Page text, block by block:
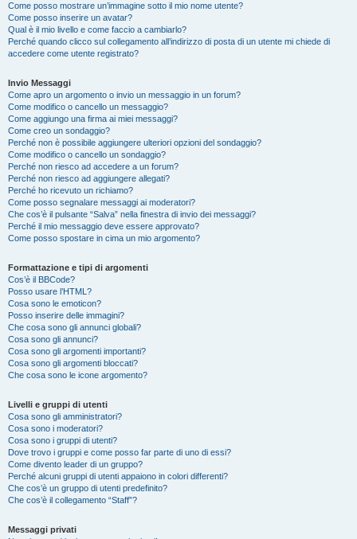
Come posso mostrare un’immagine sotto il mio nome utente?
Come posso inserire un avatar?
Qual è il mio livello e come faccio a cambiarlo?
Perché quando clicco sul collegamento all’indirizzo di posta di un utente mi chiede di
accedere come utente registrato?
Invio Messaggi
Come apro un argomento o invio un messaggio in un forum?
Come modifico o cancello un messaggio?
Come aggiungo una firma ai miei messaggi?
Come creo un sondaggio?
Perché non è possibile aggiungere ulteriori opzioni del sondaggio?
Come modifico o cancello un sondaggio?
Perché non riesco ad accedere a un forum?
Perché non riesco ad aggiungere allegati?
Perché ho ricevuto un richiamo?
Come posso segnalare messaggi ai moderatori?
Che cos’è il pulsante “Salva” nella finestra di invio dei messaggi?
Perché il mio messaggio deve essere approvato?
Come posso spostare in cima un mio argomento?
Formattazione e tipi di argomenti
Cos’è il BBCode?
Posso usare l’HTML?
Cosa sono le emoticon?
Posso inserire delle immagini?
Che cosa sono gli annunci globali?
Cosa sono gli annunci?
Cosa sono gli argomenti importanti?
Cosa sono gli argomenti bloccati?
Che cosa sono le icone argomento?
Livelli e gruppi di utenti
Cosa sono gli amministratori?
Cosa sono i moderatori?
Cosa sono i gruppi di utenti?
Dove trovo i gruppi e come posso far parte di uno di essi?
Come divento leader di un gruppo?
Perché alcuni gruppi di utenti appaiono in colori differenti?
Che cos’è un gruppo di utenti predefinito?
Che cos’è il collegamento “Staff”?
Messaggi privati